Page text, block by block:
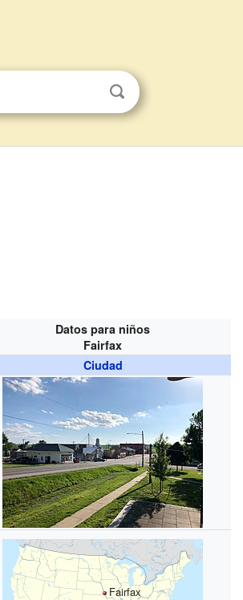
Datos para niños
Fairfax
Ciudad
Fairfax